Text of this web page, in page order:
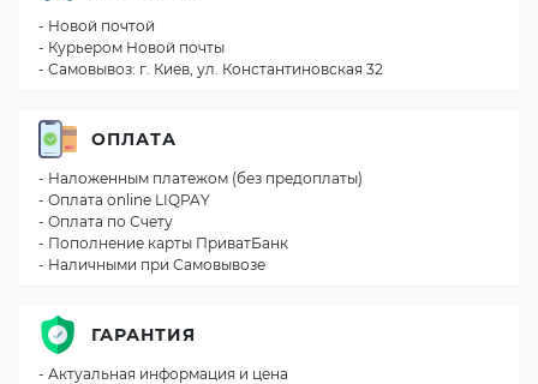
- Новой почтой
- Курьером Новой почты
- Самовывоз: г. Киев, ул. Константиновская 32
ОПЛАТА
- Наложенным платежом (без предоплаты)
- Оплата online LIQPAY
- Оплата по Счету
- Пополнение карты ПриватБанк
- Наличными при Самовывозе
ГАРАНТИЯ
- Актуальная информация и цена